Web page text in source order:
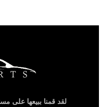
لقد قمنا ببيعها على